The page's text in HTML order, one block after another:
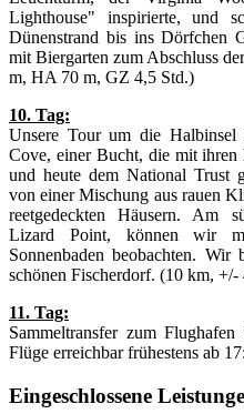
Lighthouse" inspirierte, und
Dünenstrand bis ins Dörfchen
mit Biergarten zum Abschluss
m, HA 70 m, GZ 4,5 Std.)
10. Tag:
Unsere Tour um die
Cove, einer Bucht, die mit
und heute dem National Trust
von einer Mischung aus rauen
reetgedeckten Häusern. Am
Lizard Point, können wir
Sonnenbaden beobachten.
schönen Fischerdorf. (10 km,
11. Tag:
Sammeltransfer zum
Flüge erreichbar frühestens ab
Eingeschlossene